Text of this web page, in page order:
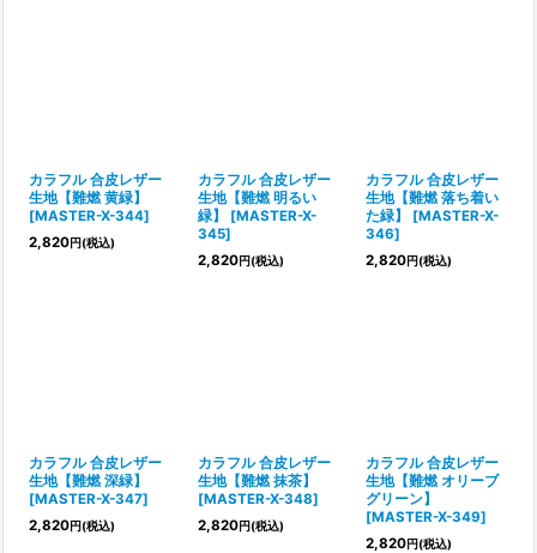
カラフル 合皮レザー
生地【難燃 黄緑】
[MASTER-X-344]
2,820円(税込)
カラフル 合皮レザー
生地【難燃 明るい
緑】
[MASTER-X-
345]
2,820円(税込)
カラフル 合皮レザー
生地【難燃 落ち着い
た緑】
[MASTER-X-
346]
2,820円(税込)
カラフル 合皮レザー
生地【難燃 深緑】
[MASTER-X-347]
2,820円(税込)
カラフル 合皮レザー
生地【難燃 抹茶】
[MASTER-X-348]
2,820円(税込)
カラフル 合皮レザー
生地【難燃 オリーブ
グリーン】
[MASTER-X-349]
2,820円(税込)